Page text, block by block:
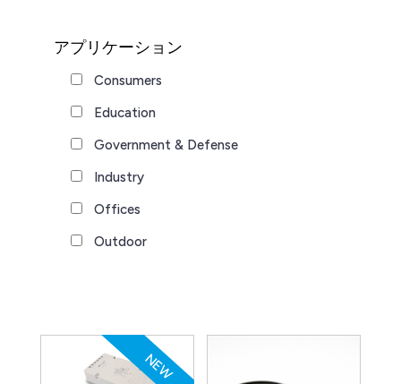
アプリケーション
Consumers
Education
Government & Defense
Industry
Offices
Outdoor
NEW